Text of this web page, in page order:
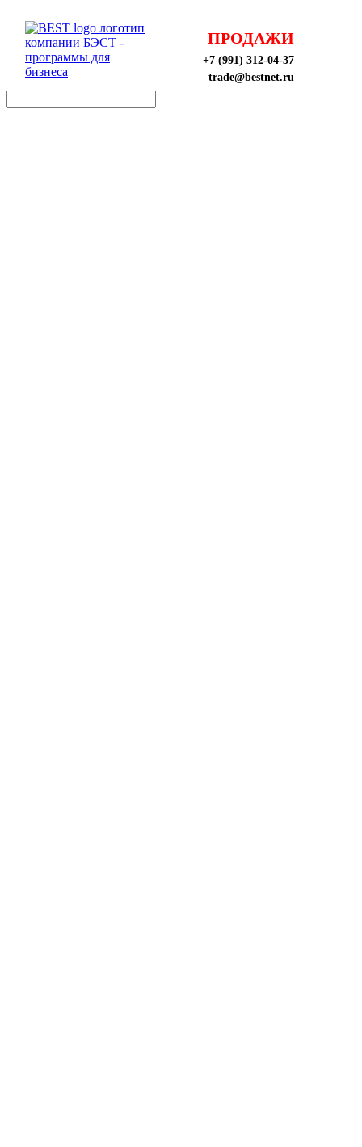
ПРОДАЖИ
+7 (991) 312-04-37
trade@bestnet.ru